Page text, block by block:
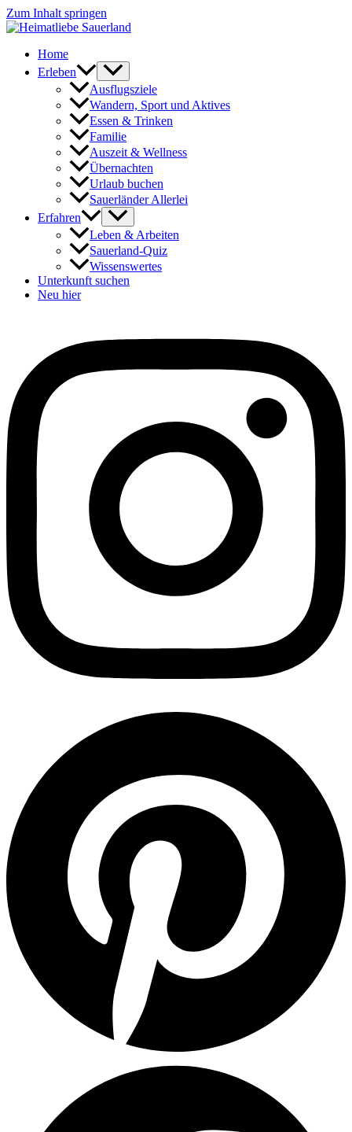
Zum Inhalt springen
Home
Erleben
Ausflugsziele
Wandern, Sport und Aktives
Essen & Trinken
Familie
Auszeit & Wellness
Übernachten
Urlaub buchen
Sauerländer Allerlei
Erfahren
Leben & Arbeiten
Sauerland-Quiz
Wissenswertes
Unterkunft suchen
Neu hier